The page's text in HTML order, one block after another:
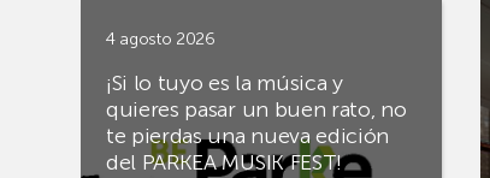
4 agosto 2026
¡Si lo tuyo es la música y
quieres pasar un buen rato, no
te pierdas una nueva edición
del PARKEA MUSIK FEST!